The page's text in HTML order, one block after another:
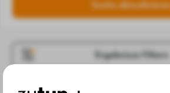
Suche aktualisieren
Ergebnisse Filtern
Jobangebote